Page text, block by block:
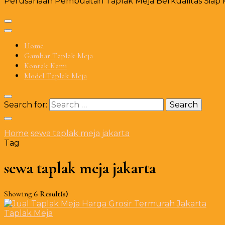
Home
Gambar Taplak Meja
Kontak Kami
Model Taplak Meja
Search for:
Home sewa taplak meja jakarta
Tag
sewa taplak meja jakarta
Showing 6 Result(s)
Taplak Meja